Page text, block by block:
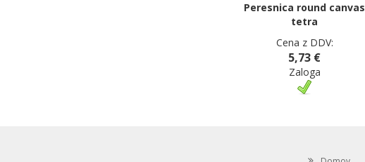
Peresnica round canvas
tetra
Cena z DDV:
5,73 €
Zaloga